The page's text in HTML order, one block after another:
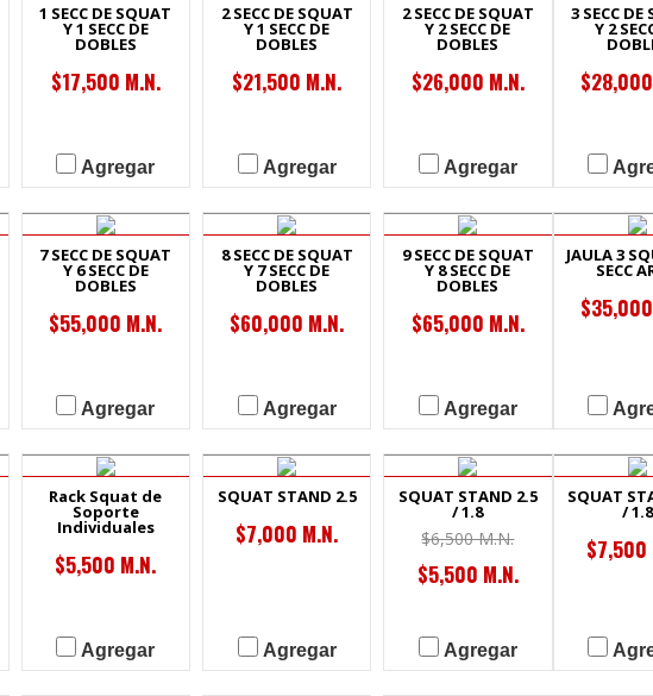
1 SECC DE SQUAT
Y 1 SECC DE
DOBLES
$17,500 M.N.
Agregar
2 SECC DE SQUAT
Y 1 SECC DE
DOBLES
$21,500 M.N.
Agregar
2 SECC DE SQUAT
Y 2 SECC DE
DOBLES
$26,000 M.N.
Agregar
3 SECC DE
Y 2
7 SECC DE SQUAT
Y 6 SECC DE
DOBLES
$55,000 M.N.
Agregar
8 SECC DE SQUAT
Y 7 SECC DE
DOBLES
$60,000 M.N.
Agregar
9 SECC DE SQUAT
Y 8 SECC DE
DOBLES
$65,000 M.N.
Agregar
JAULA 3
SECC
Rack Squat de
Soporte
Individuales
$5,500 M.N.
Agregar
SQUAT STAND 2.5
$7,000 M.N.
Agregar
SQUAT STAND 2.5
/ 1.8
$6,500 M.N.
$5,500 M.N.
Agregar
SQUAT
/ 1.8
$7,500